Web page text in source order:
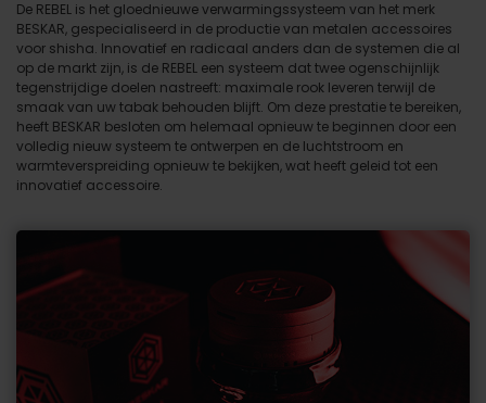
De REBEL is het gloednieuwe verwarmingssysteem van het merk
BESKAR, gespecialiseerd in de productie van metalen accessoires
voor shisha. Innovatief en radicaal anders dan de systemen die al
op de markt zijn, is de REBEL een systeem dat twee ogenschijnlijk
tegenstrijdige doelen nastreeft: maximale rook leveren terwijl de
smaak van uw tabak behouden blijft. Om deze prestatie te bereiken,
heeft BESKAR besloten om helemaal opnieuw te beginnen door een
volledig nieuw systeem te ontwerpen en de luchtstroom en
warmteverspreiding opnieuw te bekijken, wat heeft geleid tot een
innovatief accessoire.